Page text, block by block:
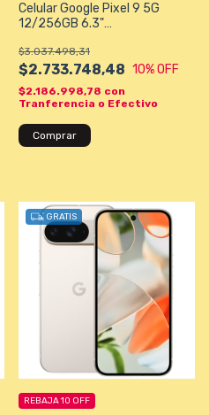
Celular Google Pixel 9 5G
12/256GB 6.3"
$2.733.748,48
$3.037.498,31
10% OFF
$2.186.998,78 con
Tranferencia o Efectivo
Comprar
GRATIS
REBAJA 10 OFF